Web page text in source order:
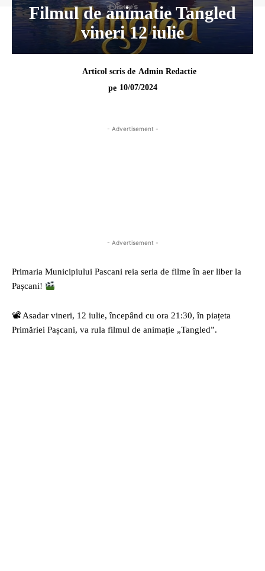
Filmul de animatie Tangled
vineri 12 iulie
Articol scris de Admin Redactie
pe 10/07/2024
- Advertisement -
- Advertisement -
Primaria Municipiului Pascani reia seria de filme în aer liber la
Pașcani!
📽 Asadar vineri, 12 iulie, începând cu ora 21:30, în piațeta
Primăriei Pașcani, va rula filmul de animație „Tangled”.